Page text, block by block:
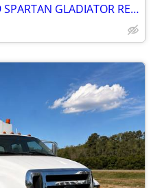
1999 Spartan Gladiator 1999 SPARTAN GLADIATOR RESCUE FIRE TRUCK